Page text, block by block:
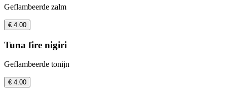
Geflambeerde zalm
€ 4.00
Tuna fire nigiri
Geflambeerde tonijn
€ 4.00